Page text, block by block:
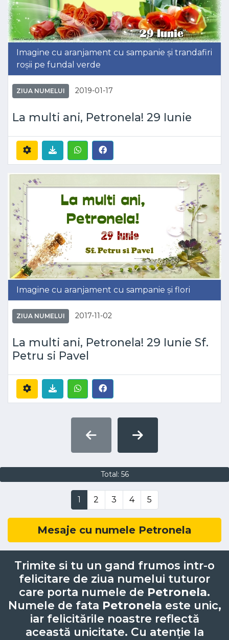
Imagine cu aranjament cu sampanie și trandafiri
roșii pe fundal verde
ZIUA NUMELUI 2019-01-17
La multi ani, Petronela! 29 Iunie
Imagine cu aranjament cu sampanie și flori
ZIUA NUMELUI 2017-11-02
La multi ani, Petronela! 29 Iunie Sf.
Petru si Pavel
Total: 56
1 2 3 4 5
Mesaje cu numele Petronela
Trimite si tu un gand frumos intr-o
felicitare de ziua numelui tuturor
care porta numele de Petronela.
Numele de fata Petronela este unic,
iar felicitările noastre reflectă
această unicitate. Cu atenție la